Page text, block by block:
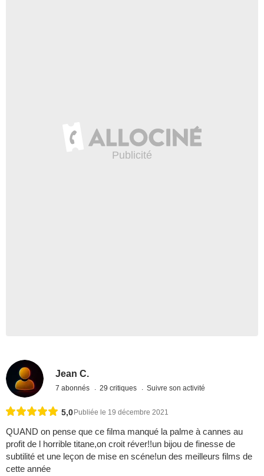
Jean C.
7 abonnés 29 critiques Suivre son activité
5,0 Publiée le 19 décembre 2021
QUAND on pense que ce filma manqué la palme à cannes au
profit de l horrible titane,on croit réver!!un bijou de finesse de
subtilité et une leçon de mise en scéne!un des meilleurs films de
cette année